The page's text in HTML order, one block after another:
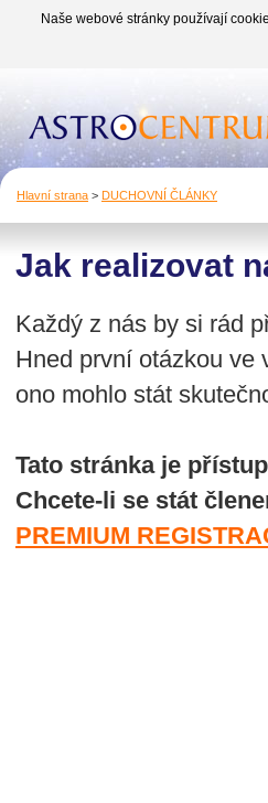
Naše webové stránky používají
Hlavní strana > DUCHOVNÍ ČLÁNKY
Jak realizovat
Každý z nás by si rád
Hned první otázkou ve
ono mohlo stát
Tato stránka je
Chcete-li se stát
PREMIUM